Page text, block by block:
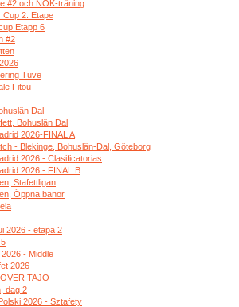
#2 och NOK-träning
Cup 2. Etape
Etapp 6
#2
Tuve
Fitou
Dal
Bohuslän Dal
2026-FINAL A
- Blekinge, Bohuslän-Dal, Göteborg
2026 - Clasificatorias
2026 - FINAL B
Stafettligan
Öppna banor
2026 - etapa 2
- Middle
2026
TAJO
dag 2
2026 - Sztafety